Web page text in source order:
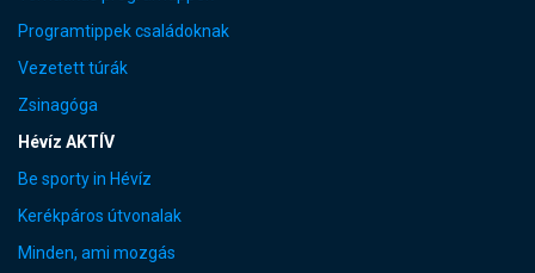
Programtippek családoknak
Vezetett túrák
Zsinagóga
Hévíz AKTÍV
Be sporty in Hévíz
Kerékpáros útvonalak
Minden, ami mozgás